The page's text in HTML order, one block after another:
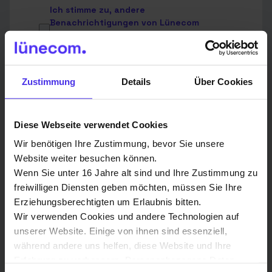
Zustimmung Details Über Cookies
Diese Webseite verwendet Cookies
Wir benötigen Ihre Zustimmung, bevor Sie unsere
Website weiter besuchen können.
Wenn Sie unter 16 Jahre alt sind und Ihre Zustimmung zu
freiwilligen Diensten geben möchten, müssen Sie Ihre
Erziehungsberechtigten um Erlaubnis bitten.
Wir verwenden Cookies und andere Technologien auf
unserer Website. Einige von ihnen sind essenziell,
während andere uns helfen, diese Website und Ihre
Ich stimme zu, andere
Benachrichtigungen von Lünecom
erhalten.
abbestellen. Weitere Informationen zum
Datenschutzrichtlinie.
Ich stimme der Speicherung und
Verarbeitung meiner personenbezogenen
Daten durch Lünecom
Kommunikationslösungen GmbH zu.*
Indem Sie unten auf „Einsenden“ klicken, stimmen Sie
zu, dass die Lünecom Kommunikationslösungen
GmbH die oben angegebenen personenbezogenen
Daten speichert und verarbeitet, um Ihnen die